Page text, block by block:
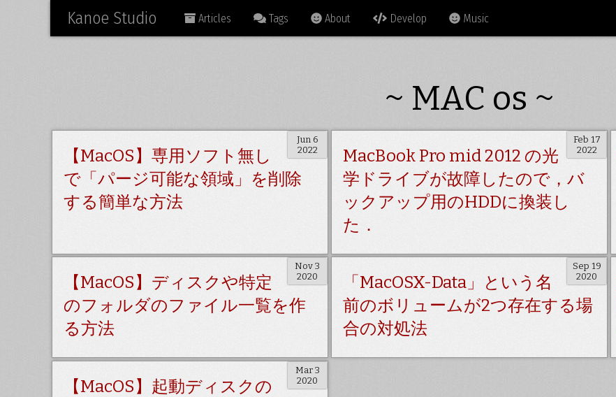
Kanoe Studio Articles Tags About Develop Music
~ MAC os ~
Jun 6
2022
【MacOS】専用ソフト無し
で「パージ可能な領域」を削除
する簡単な方法
Feb 17
2022
MacBook Pro mid 2012 の光
学ドライブが故障したので，バ
ックアップ用のHDDに換装し
た．
Nov 3
2020
【MacOS】ディスクや特定
のフォルダのファイル一覧を作
る方法
Sep 19
2020
「MacOSX-Data」という名
前のボリュームが2つ存在する場
合の対処法
Mar 3
2020
【MacOS】起動ディスクの